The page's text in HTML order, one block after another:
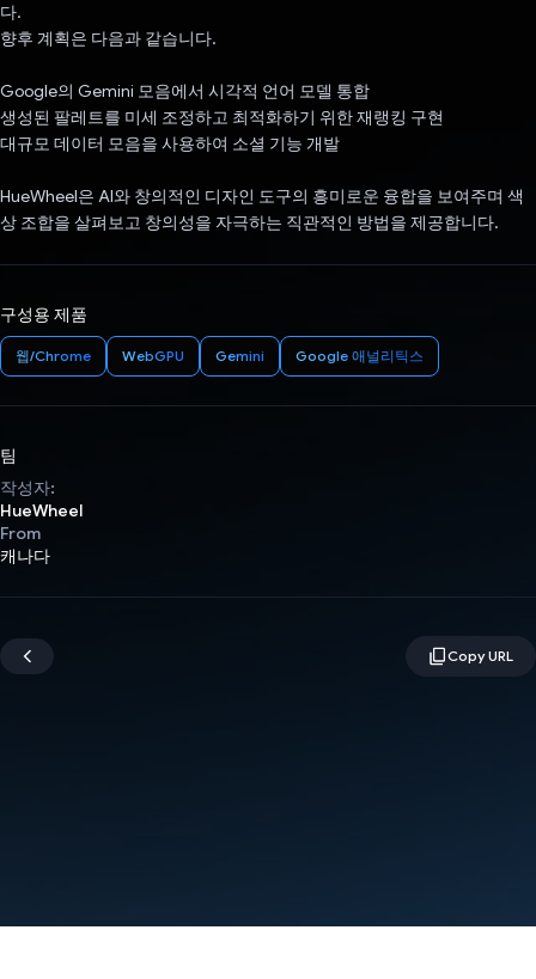
다.
향후 계획은 다음과 같습니다.
Google의 Gemini 모음에서 시각적 언어 모델 통합
생성된 팔레트를 미세 조정하고 최적화하기 위한 재랭킹 구현
대규모 데이터 모음을 사용하여 소셜 기능 개발
HueWheel은 AI와 창의적인 디자인 도구의 흥미로운 융합을 보여주며 색
상 조합을 살펴보고 창의성을 자극하는 직관적인 방법을 제공합니다.
구성용 제품
웹/Chrome WebGPU Gemini Google 애널리틱스
팀
작성자:
HueWheel
From
캐나다